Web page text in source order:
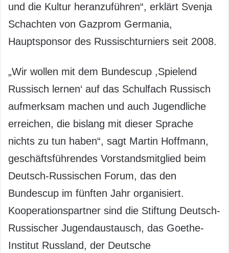
und die Kultur heranzuführen“, erklärt Svenja
Schachten von Gazprom Germania,
Hauptsponsor des Russischturniers seit 2008.
„Wir wollen mit dem Bundescup ,Spielend
Russisch lernen‘ auf das Schulfach Russisch
aufmerksam machen und auch Jugendliche
erreichen, die bislang mit dieser Sprache
nichts zu tun haben“, sagt Martin Hoffmann,
geschäftsführendes Vorstandsmitglied beim
Deutsch-Russischen Forum, das den
Bundescup im fünften Jahr organisiert.
Kooperationspartner sind die Stiftung Deutsch-
Russischer Jugendaustausch, das Goethe-
Institut Russland, der Deutsche